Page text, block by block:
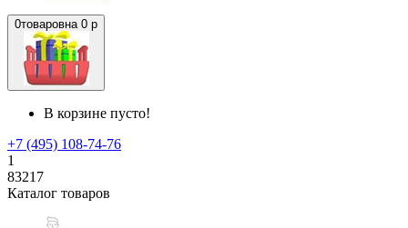
0товаровна 0 р
В корзине пусто!
+7 (495) 108-74-76
1
83217
Каталог товаров